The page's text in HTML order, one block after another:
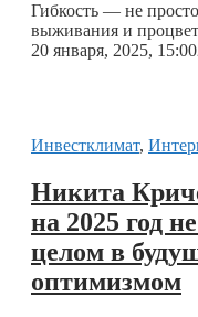
Гибкость — не
выживания и
20 января, 2025, 15:00
Инвестклимат,
Никита
на 2025 год
целом в
оптимизмом